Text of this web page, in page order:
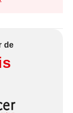
de